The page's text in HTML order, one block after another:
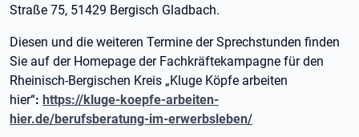
Straße 75, 51429 Bergisch Gladbach.
Diesen und die weiteren Termine der Sprechstunden finden
Sie auf der Homepage der Fachkräftekampagne für den
Rheinisch-Bergischen Kreis „Kluge Köpfe arbeiten
hier“: https://kluge-koepfe-arbeiten-
hier.de/berufsberatung-im-erwerbsleben/